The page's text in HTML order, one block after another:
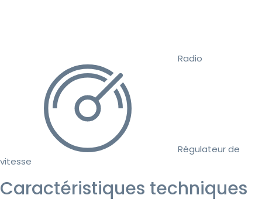
Radio
Régulateur de
vitesse
Caractéristiques techniques